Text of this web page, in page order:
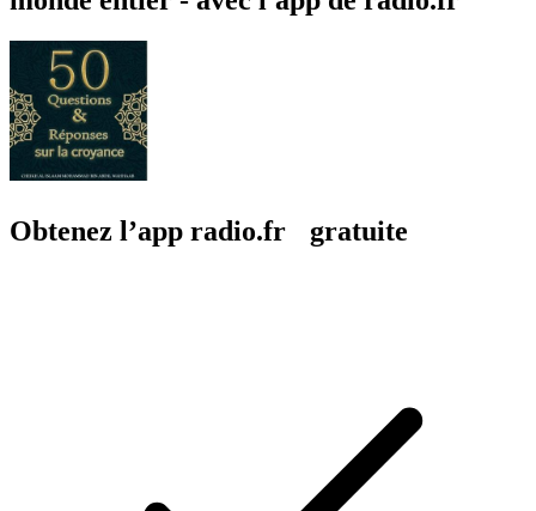
Obtenez l’app radio.fr gratuite